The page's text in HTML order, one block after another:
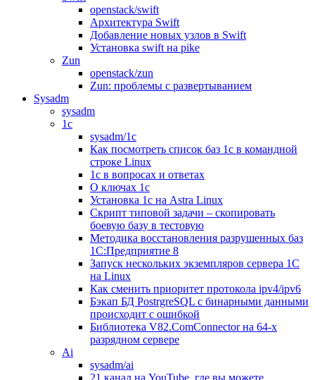
openstack/swift
Архитектура Swift
Добавление новых узлов в Swift
Установка swift на pike
Zun
openstack/zun
Zun: проблемы с развертыванием
Sysadm
sysadm
1c
sysadm/1c
Как посмотреть список баз 1с в командной
строке Linux
1с в вопросах и ответах
О ключах 1с
Установка 1с на Astra Linux
Скрипт типовой задачи – скопировать
боевую базу в тестовую
Методика восстановления разрушенных баз
1С:Предприятие 8
Запуск нескольких экземпляров сервера 1С
на Linux
Как сменить приоритет протокола ipv4/ipv6
Бэкап БД PostrgreSQL с бинарными данными
происходит с ошибкой
Библиотека V82.ComConnector на 64-х
разрядном сервере
Ai
sysadm/ai
21 канал на YouTube, где вы можете